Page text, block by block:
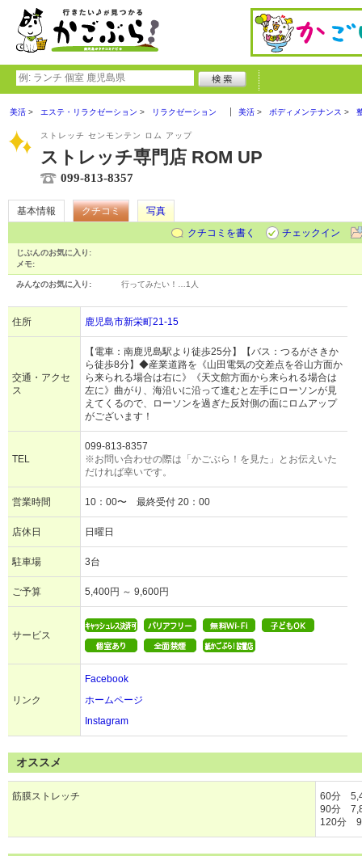
美活 エステ・リラクゼーション リラクゼーション 美活 ボディメンテナンス
ストレッチ センモンテン ロム アップ
ストレッチ専門店 ROM UP
099-813-8357
基本情報 クチコミ
写真
クチコミを書く
チェックイン
じぶんのお気に入り:
メモ:
みんなのお気に入り: 行ってみたい！… 1人
住所 鹿児島市新栄町21-15
交通・アクセ
ス
【電車：南鹿児島駅より徒歩25分】【バス：つるがさきか
ら徒歩8分】◆産業道路を《山田電気の交差点を谷山方面か
ら来られる場合は右に》《天文館方面から来られる場合は
左に》曲がり、海沿いに沿って進むと左手にローソンが見
えてくるので、ローソンを過ぎた反対側の面にロムアップ
がございます！
TEL
099-813-8357
※お問い合わせの際は「かごぶら！を見た」とお伝えいた
だければ幸いです。
営業時間 10：00〜 最終受付 20：00
店休日 日曜日
駐車場 3台
ご予算 5,400円 ～ 9,600円
サービス
リンク
Facebook
ホームページ
Instagram
オススメ
筋膜ストレッチ
60分
90分
120分